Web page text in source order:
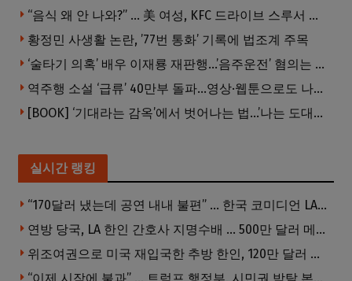
“음식 왜 안 나와?” … 美 여성, KFC 드라이브 스루서 소총 위협
황정민 사생활 논란, ’77번 통화’ 기록에 법조계 주목
‘술타기 의혹’ 배우 이재룡 재판행…’음주운전’ 혐의는 제외
역주행 소설 ‘급류’ 40만부 돌파…영상·웹툰으로도 나온다
[BOOK] ‘기대라는 감옥’에서 벗어나는 법…’나는 도대체 왜 눈치를 볼까’
실시간 랭킹
“170달러 냈는데 공연 내내 불편” … 한국 코미디언 LA공연, 음향 불량에 외모 비하 개그 논란
연방 당국, LA 한인 간호사 지명수배 … 500만 달러 메디캐어 사기, 선고 직전 한국 도주
위조여권으로 미국 재입국한 추방 한인, 120만 달러 은행 사기 행각